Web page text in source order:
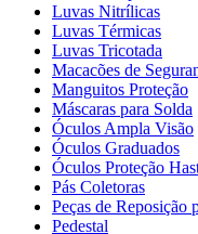
Luvas Nitrílicas
Luvas Térmicas
Luvas Tricotada
Macacões de
Manguitos Proteção
Máscaras para Solda
Óculos Ampla Visão
Óculos Graduados
Óculos Proteção
Pás Coletoras
Peças de Reposição
Pedestal